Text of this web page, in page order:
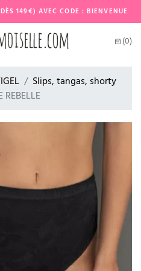
149€) AVEC CODE : BIENVENUE
(0)
Slips, tangas, shorty